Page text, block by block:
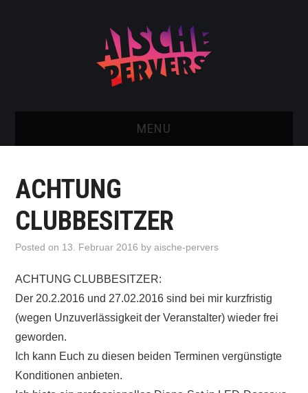
MENU
NEU: AISCHE SHOP!
TELEGRAM GRUPPE
IMPRESSUM
ACHTUNG
CLUBBESITZER
Posted on 13. Februar 2016 byaische-pervers
ACHTUNG CLUBBESITZER:
Der 20.2.2016 und 27.02.2016 sind bei mir kurzfristig
(wegen Unzuverlässigkeit der Veranstalter) wieder frei
geworden.
Ich kann Euch zu diesen beiden Terminen vergünstigte
Konditionen anbieten.